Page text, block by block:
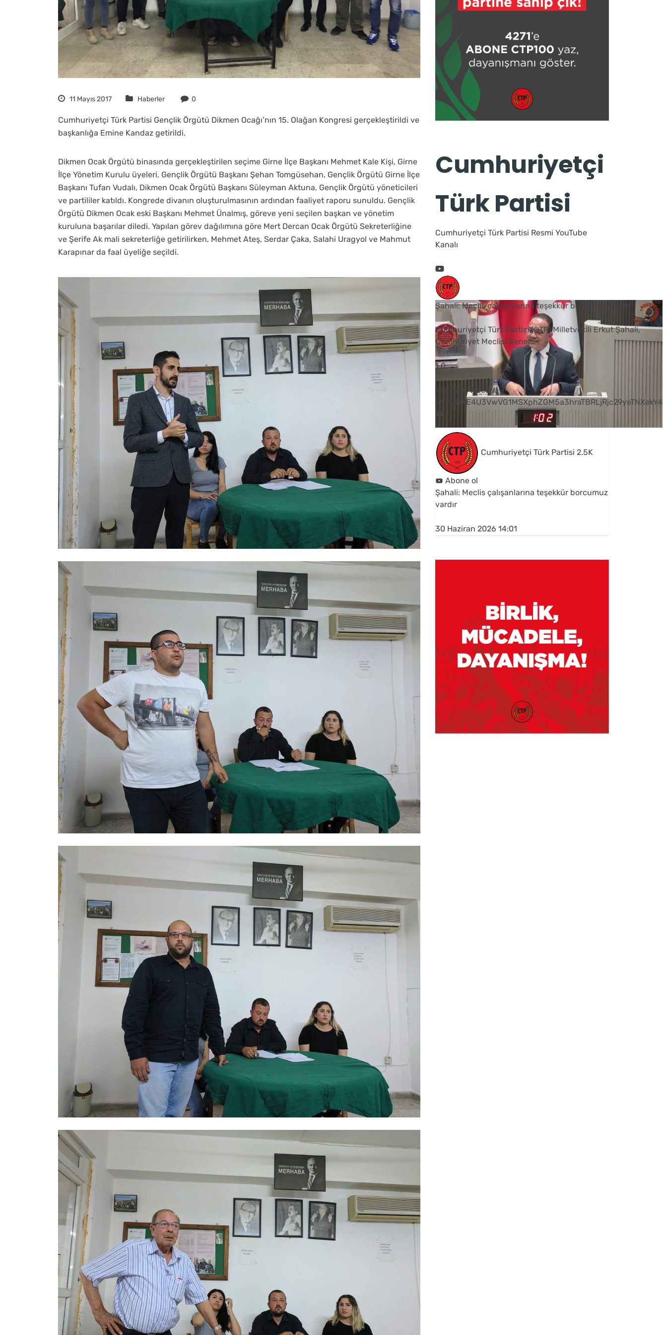
11 Mayıs 2017 Haberler 0
Cumhuriyetçi Türk Partisi Gençlik Örgütü Dikmen Ocağı’nın 15. Olağan Kongresi gerçekleştirildi ve
başkanlığa Emine Kandaz getirildi.
Dikmen Ocak Örgütü binasında gerçekleştirilen seçime Girne İlçe Başkanı Mehmet Kale Kişi, Girne
İlçe Yönetim Kurulu üyeleri, Gençlik Örgütü Başkanı Şehan Tomgüsehan, Gençlik Örgütü Girne İlçe
Başkanı Tufan Vudalı, Dikmen Ocak Örgütü Başkanı Süleyman Aktuna, Gençlik Örgütü yöneticileri
ve partililer katıldı. Kongrede divanın oluşturulmasının ardından faaliyet raporu sunuldu. Gençlik
Örgütü Dikmen Ocak eski Başkanı Mehmet Ünalmış, göreve yeni seçilen başkan ve yönetim
kuruluna başarılar diledi. Yapılan görev dağılımına göre Mert Dercan Ocak Örgütü Sekreterliğine
ve Şerife Ak mali sekreterliğe getirilirken, Mehmet Ateş, Serdar Çaka, Salahi Uragyol ve Mahmut
Karapınar da faal üyeliğe seçildi.
Cumhuriyetçi
Türk Partisi
Cumhuriyetçi Türk Partisi Resmi YouTube
Kanalı
Şahali: Meclis çalışanlarına teşekkür borcumuz vardır
Cumhuriyetçi Türk Partisi (CTP) Milletvekili Erkut Şahali,
Cumhuriyet Meclisi Genel...
1 0
YouTube Videosu
VVVUNXE4U3VwVG1MSXphZGM5a3hraTBRLjRjc29yeTNXekY4
Cumhuriyetçi Türk Partisi 2.5K
Abone ol
Şahali: Meclis çalışanlarına teşekkür borcumuz
vardır
30 Haziran 2026 14:01